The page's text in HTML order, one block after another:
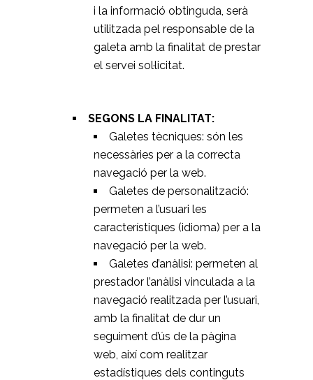
i la informació obtinguda, serà
utilitzada pel responsable de la
galeta amb la finalitat de prestar
el servei sol·licitat.
SEGONS LA FINALITAT:
Galetes tècniques: són les
necessàries per a la correcta
navegació per la web.
Galetes de personalització:
permeten a l’usuari les
característiques (idioma) per a la
navegació per la web.
Galetes d’anàlisi: permeten al
prestador l’anàlisi vinculada a la
navegació realitzada per l’usuari,
amb la finalitat de dur un
seguiment d’ús de la pàgina
web, així com realitzar
estadístiques dels continguts